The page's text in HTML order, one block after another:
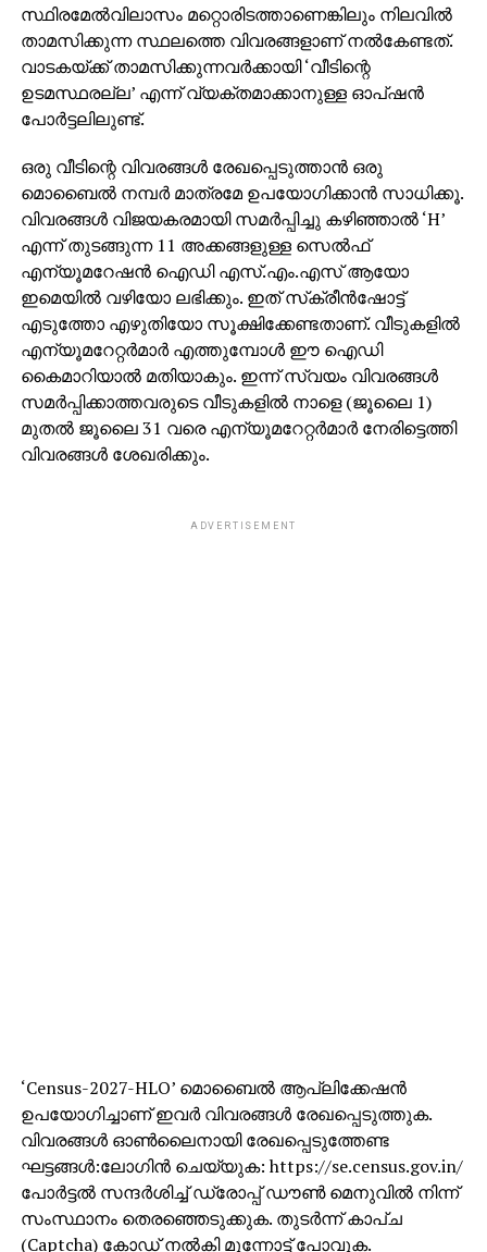
സ്ഥിരമേല്‍വിലാസം മറ്റൊരിടത്താണെങ്കിലും നിലവില്‍
താമസിക്കുന്ന സ്ഥലത്തെ വിവരങ്ങളാണ് നല്‍കേണ്ടത്.
വാടകയ്ക്ക് താമസിക്കുന്നവര്‍ക്കായി ‘വീടിന്റെ
ഉടമസ്ഥരല്ല’ എന്ന് വ്യക്തമാക്കാനുള്ള ഓപ്ഷന്‍
പോര്‍ട്ടലിലുണ്ട്.
ഒരു വീടിന്റെ വിവരങ്ങള്‍ രേഖപ്പെടുത്താന്‍ ഒരു
മൊബൈല്‍ നമ്പര്‍ മാത്രമേ ഉപയോഗിക്കാന്‍ സാധിക്കൂ.
വിവരങ്ങള്‍ വിജയകരമായി സമര്‍പ്പിച്ചു കഴിഞ്ഞാല്‍ ‘H’
എന്ന് തുടങ്ങുന്ന 11 അക്കങ്ങളുള്ള സെല്‍ഫ്
എന്യൂമറേഷന്‍ ഐഡി എസ്.എം.എസ് ആയോ
ഇമെയില്‍ വഴിയോ ലഭിക്കും. ഇത് സ്‌ക്രീന്‍ഷോട്ട്
എടുത്തോ എഴുതിയോ സൂക്ഷിക്കേണ്ടതാണ്. വീടുകളില്‍
എന്യൂമറേറ്റര്‍മാര്‍ എത്തുമ്പോള്‍ ഈ ഐഡി
കൈമാറിയാല്‍ മതിയാകും. ഇന്ന് സ്വയം വിവരങ്ങള്‍
സമര്‍പ്പിക്കാത്തവരുടെ വീടുകളില്‍ നാളെ (ജൂലൈ 1)
മുതല്‍ ജൂലൈ 31 വരെ എന്യൂമറേറ്റര്‍മാര്‍ നേരിട്ടെത്തി
വിവരങ്ങള്‍ ശേഖരിക്കും.
ADVERTISEMENT
‘Census-2027-HLO’ മൊബൈല്‍ ആപ്ലിക്കേഷന്‍
ഉപയോഗിച്ചാണ് ഇവര്‍ വിവരങ്ങള്‍ രേഖപ്പെടുത്തുക.
വിവരങ്ങള്‍ ഓണ്‍ലൈനായി രേഖപ്പെടുത്തേണ്ട
ഘട്ടങ്ങള്‍:ലോഗിന്‍ ചെയ്യുക: https://se.census.gov.in/
പോര്‍ട്ടല്‍ സന്ദര്‍ശിച്ച് ഡ്രോപ്പ് ഡൗണ്‍ മെനുവില്‍ നിന്ന്
സംസ്ഥാനം തെരഞ്ഞെടുക്കുക. തുടര്‍ന്ന് കാപ്ച
(Captcha) കോഡ് നല്‍കി മുന്നോട്ട് പോവുക.